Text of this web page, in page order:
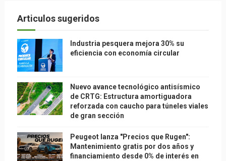
Articulos sugeridos
Industria pesquera mejora 30% su
eficiencia con economía circular
Nuevo avance tecnológico antisísmico
de CRTG: Estructura amortiguadora
reforzada con caucho para túneles viales
de gran sección
Peugeot lanza "Precios que Rugen":
Mantenimiento gratis por dos años y
financiamiento desde 0% de interés en